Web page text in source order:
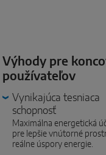
Výhody pre
používateľov
Vynikajúca tesniaca
schopnosť
Maximálna energetická
pre lepšie vnútorné
reálne úspory energie.